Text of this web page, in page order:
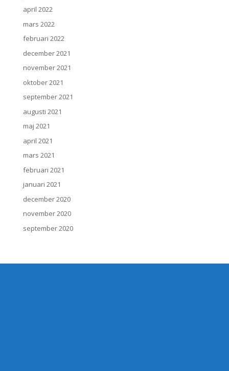
april 2022
mars 2022
februari 2022
december 2021
november 2021
oktober 2021
september 2021
augusti 2021
maj 2021
april 2021
mars 2021
februari 2021
januari 2021
december 2020
november 2020
september 2020